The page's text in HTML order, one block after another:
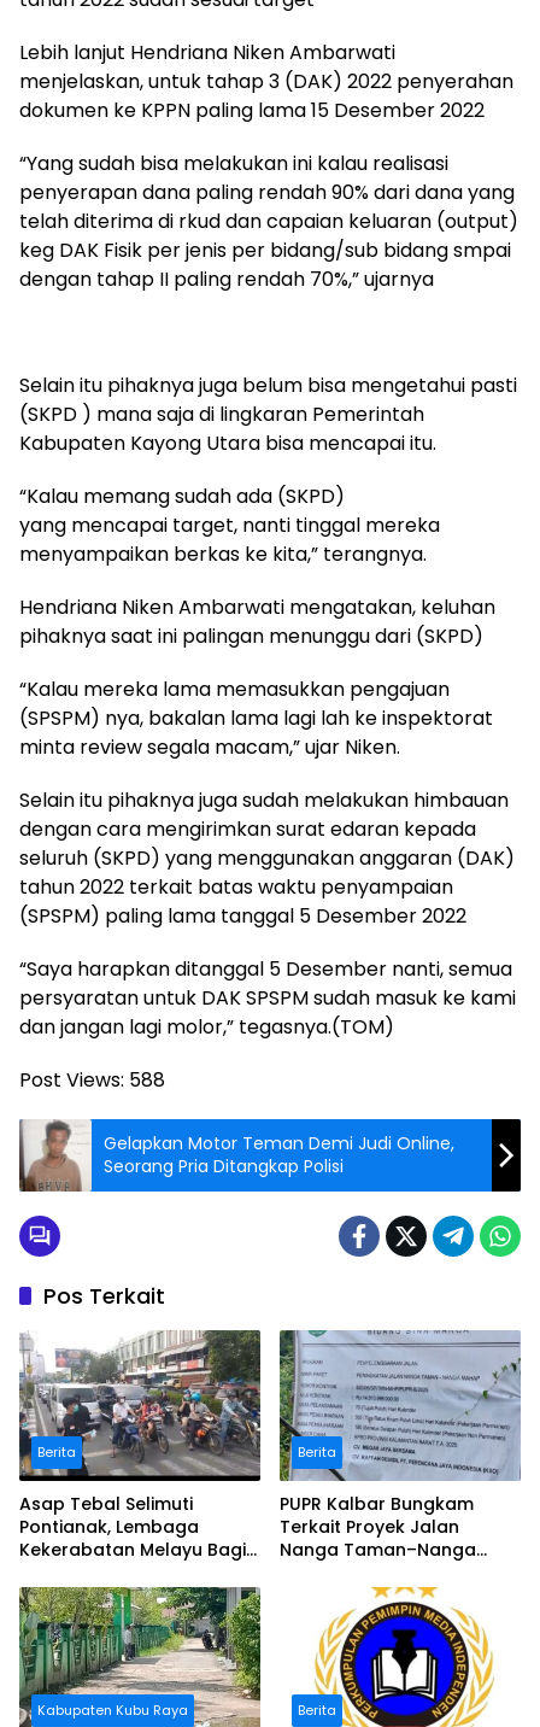
Lebih lanjut Hendriana Niken Ambarwati
menjelaskan, untuk tahap 3 (DAK) 2022 penyerahan
dokumen ke KPPN paling lama 15 Desember 2022
“Yang sudah bisa melakukan ini kalau realisasi
penyerapan dana paling rendah 90% dari dana yang
telah diterima di rkud dan capaian keluaran (output)
keg DAK Fisik per jenis per bidang/sub bidang smpai
dengan tahap II paling rendah 70%,” ujarnya
Selain itu pihaknya juga belum bisa mengetahui pasti
(SKPD ) mana saja di lingkaran Pemerintah
Kabupaten Kayong Utara bisa mencapai itu.
“Kalau memang sudah ada (SKPD)
yang mencapai target, nanti tinggal mereka
menyampaikan berkas ke kita,” terangnya.
Hendriana Niken Ambarwati mengatakan, keluhan
pihaknya saat ini palingan menunggu dari (SKPD)
“Kalau mereka lama memasukkan pengajuan
(SPSPM) nya, bakalan lama lagi lah ke inspektorat
minta review segala macam,” ujar Niken.
Selain itu pihaknya juga sudah melakukan himbauan
dengan cara mengirimkan surat edaran kepada
seluruh (SKPD) yang menggunakan anggaran (DAK)
tahun 2022 terkait batas waktu penyampaian
(SPSPM) paling lama tanggal 5 Desember 2022
“Saya harapkan ditanggal 5 Desember nanti, semua
persyaratan untuk DAK SPSPM sudah masuk ke kami
dan jangan lagi molor,” tegasnya.(TOM)
Post Views: 588
Gelapkan Motor Teman Demi Judi Online,
Seorang Pria Ditangkap Polisi
Pos Terkait
Berita
Asap Tebal Selimuti
Pontianak, Lembaga
Kekerabatan Melayu Bagi
Berita
PUPR Kalbar Bungkam
Terkait Proyek Jalan
Nanga Taman–Nanga
Bermasalah
Kabupaten Kubu Raya Berita